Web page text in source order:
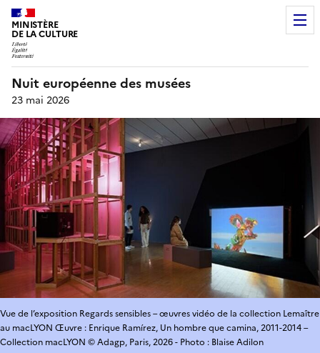
MINISTÈRE
DE LA CULTURE
Nuit européenne des musées
23 mai 2026
Vue de l’exposition Regards sensibles – œuvres vidéo de la collection Lemaître
au macLYON Œuvre : Enrique Ramírez, Un hombre que camina, 2011-2014 –
Collection macLYON © Adagp, Paris, 2026 - Photo : Blaise Adilon